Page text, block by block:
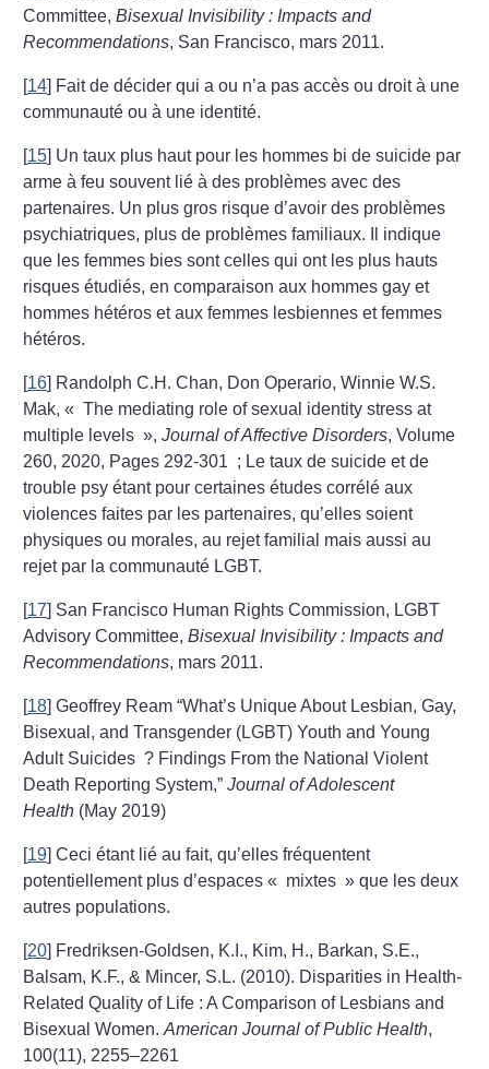
Committee,Bisexual Invisibility : Impacts and
Recommendations, San Francisco, mars 2011.
[14] Fait de décider qui a ou n’a pas accès ou droit à une
communauté ou à une identité.
[15] Un taux plus haut pour les hommes bi de suicide par
arme à feu souvent lié à des problèmes avec des
partenaires. Un plus gros risque d’avoir des problèmes
psychiatriques, plus de problèmes familiaux. Il indique
que les femmes bies sont celles qui ont les plus hauts
risques étudiés, en comparaison aux hommes gay et
hommes hétéros et aux femmes lesbiennes et femmes
hétéros.
[16] Randolph C.H. Chan, Don Operario, Winnie W.S.
Mak, « The mediating role of sexual identity stress at
multiple levels »,Journal of Affective Disorders, Volume
260, 2020, Pages 292-301 ; Le taux de suicide et de
trouble psy étant pour certaines études corrélé aux
violences faites par les partenaires, qu’elles soient
physiques ou morales, au rejet familial mais aussi au
rejet par la communauté LGBT.
[17] San Francisco Human Rights Commission, LGBT
Advisory Committee,Bisexual Invisibility : Impacts and
Recommendations, mars 2011.
[18]Geoffrey Ream “What’s Unique About Lesbian, Gay,
Bisexual, and Transgender (LGBT) Youth and Young
Adult Suicides ? Findings From the National Violent
Death Reporting System,”Journal of Adolescent
Health (May 2019)
[19]Ceci étant lié au fait, qu’elles fréquentent
potentiellement plus d’espaces « mixtes » que les deux
autres populations.
[20] Fredriksen-Goldsen, K.I., Kim, H., Barkan, S.E.,
Balsam, K.F., & Mincer, S.L. (2010). Disparities in Health-
Related Quality of Life : A Comparison of Lesbians and
Bisexual Women.American Journal of Public Health,
100(11), 2255–2261